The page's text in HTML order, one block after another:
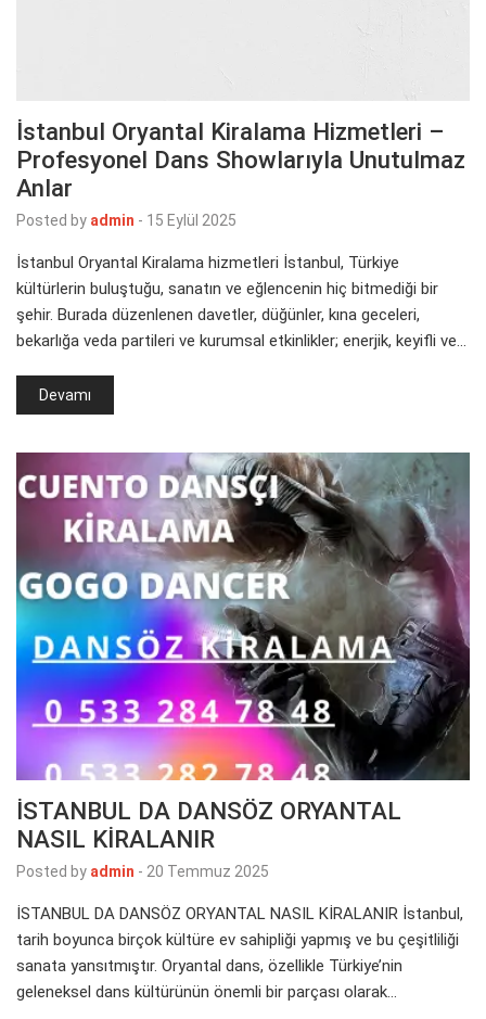
İstanbul Oryantal Kiralama Hizmetleri –
Profesyonel Dans Showlarıyla Unutulmaz
Anlar
Posted by admin - 15 Eylül 2025
İstanbul Oryantal Kiralama hizmetleri İstanbul, Türkiye
kültürlerin buluştuğu, sanatın ve eğlencenin hiç bitmediği bir
şehir. Burada düzenlenen davetler, düğünler, kına geceleri,
bekarlığa veda partileri ve kurumsal etkinlikler; enerjik, keyifli ve…
Devamı
İSTANBUL DA DANSÖZ ORYANTAL
NASIL KİRALANIR
Posted by admin - 20 Temmuz 2025
İSTANBUL DA DANSÖZ ORYANTAL NASIL KİRALANIR İstanbul,
tarih boyunca birçok kültüre ev sahipliği yapmış ve bu çeşitliliği
sanata yansıtmıştır. Oryantal dans, özellikle Türkiye’nin
geleneksel dans kültürünün önemli bir parçası olarak…